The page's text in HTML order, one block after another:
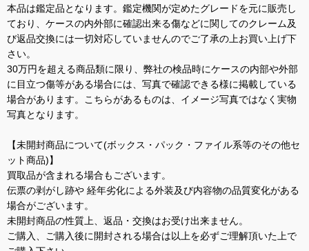
本品は鑑定品となります。鑑定機関が定めたグレードを元に販売し
ており、ケースの内外部に確認出来る傷などに関してのクレーム及
び返品交換には一切対応していませんのでご了承の上お買い上げ下
さい。
30万円を超える商品類に限り、弊社の検品時にケースの内部や外部
に目立つ傷等がある場合には、写真で確認できる様に掲載している
場合があります。こちらがあるものは、イメージ写真ではなく実物
写真となります。
【未開封商品について(ボックス・パック・ファイル系等のその他セ
ット商品)】
買取品が含まれる場合もございます。
伝票の剥がし跡や 経年劣化による外装及び内容物の品質変化がある
場合がございます。
未開封商品の性質上、返品・交換はお受け出来ません。
ご購入、ご購入後に開封される場合は以上を必ずご理解頂いた上で